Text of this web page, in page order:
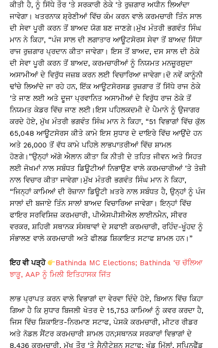
ਕੀਤੀ ਹੈ, ਨੂੰ ਸਿੱਧੇ ਤੌਰ ‘ਤੇ ਸਰਕਾਰੀ ਠੇਕੇ ‘ਤੇ ਰੁਜ਼ਗਾਰ ਅਧੀਨ ਲਿਆਂਦਾ
ਜਾਵੇਗਾ। ਖਤਰਨਾਕ ਸ਼੍ਰੇਣੀਆਂ ਵਿੱਚ ਕੰਮ ਕਰਨ ਵਾਲੇ ਕਰਮਚਾਰੀ ਤਿੰਨ ਸਾਲ
ਦੀ ਸੇਵਾ ਪੂਰੀ ਕਰਨ ਤੋਂ ਬਾਅਦ ਯੋਗ ਬਣ ਜਾਣਗੇ।ਮੁੱਖ ਮੰਤਰੀ ਭਗਵੰਤ ਸਿੰਘ
ਮਾਨ ਨੇ ਕਿਹਾ, “ਪੰਜ ਸਾਲ ਦੀ ਲਗਾਤਾਰ ਆਊਟਸੋਰਸ ਸੇਵਾ ਤੋਂ ਬਾਅਦ ਸਿੱਧਾ
ਰਾਜ ਰੁਜ਼ਗਾਰ ਪ੍ਰਦਾਨ ਕੀਤਾ ਜਾਵੇਗਾ। ਇਸ ਤੋਂ ਬਾਅਦ, ਦਸ ਸਾਲ ਦੀ ਠੇਕੇ
ਦੀ ਸੇਵਾ ਪੂਰੀ ਕਰਨ ਤੋਂ ਬਾਅਦ, ਕਰਮਚਾਰੀਆਂ ਨੂੰ ਨਿਯਮਤ ਮਨਜ਼ੂਰਸ਼ੁਦਾ
ਅਸਾਮੀਆਂ ਦੇ ਵਿਰੁੱਧ ਜਜ਼ਬ ਕਰਨ ਲਈ ਵਿਚਾਰਿਆ ਜਾਵੇਗਾ।ਦੋ ਨਵੇਂ ਕਾਨੂੰਨੀ
ਢਾਂਚੇ ਲਿਆਂਦੇ ਜਾ ਰਹੇ ਹਨ, ਇੱਕ ਆਊਟਸੋਰਸਡ ਰੁਜ਼ਗਾਰ ਤੋਂ ਸਿੱਧੇ ਰਾਜ ਠੇਕੇ
‘ਤੇ ਜਾਣ ਲਈ ਅਤੇ ਦੂਜਾ ਪ੍ਰਵਾਨਿਤ ਅਸਾਮੀਆਂ ਦੇ ਵਿਰੁੱਧ ਰਾਜ ਠੇਕੇ ਤੋਂ
ਨਿਯਮਤ ਕੇਡਰ ਵਿੱਚ ਜਾਣ ਲਈ।ਇਸ ਪਹਿਲਕਦਮੀ ਦੇ ਪੈਮਾਨੇ ਨੂੰ ਉਜਾਗਰ
ਕਰਦੇ ਹੋਏ, ਮੁੱਖ ਮੰਤਰੀ ਭਗਵੰਤ ਸਿੰਘ ਮਾਨ ਨੇ ਕਿਹਾ, “51 ਵਿਭਾਗਾਂ ਵਿੱਚ ਕੁੱਲ
65,048 ਆਊਟਸੋਰਸ ਕੀਤੇ ਕਾਮੇ ਇਸ ਸੁਧਾਰ ਦੇ ਦਾਇਰੇ ਵਿੱਚ ਆਉਂਦੇ ਹਨ
ਅਤੇ 26,000 ਤੋਂ ਵੱਧ ਕਾਮੇ ਪਹਿਲੇ ਲਾਭਪਾਤਰੀਆਂ ਵਿੱਚ ਸ਼ਾਮਲ
ਹੋਣਗੇ।”ਉਨ੍ਹਾਂ ਅੱਗੇ ਐਲਾਨ ਕੀਤਾ ਕਿ ਨੀਤੀ ਦੇ ਤਹਿਤ ਜੀਵਨ ਅਤੇ ਸਿਹਤ
ਲਈ ਜੋਖਮਾਂ ਨਾਲ ਸਬੰਧਤ ਡਿਊਟੀਆਂ ਨਿਭਾਉਣ ਵਾਲੇ ਕਰਮਚਾਰੀਆਂ ‘ਤੇ ਤੇਜ਼ੀ
ਨਾਲ ਵਿਚਾਰ ਕੀਤਾ ਜਾਵੇਗਾ।ਮੁੱਖ ਮੰਤਰੀ ਭਗਵੰਤ ਸਿੰਘ ਮਾਨ ਨੇ ਕਿਹਾ,
“ਜਿਨ੍ਹਾਂ ਕਾਮਿਆਂ ਦੀ ਰੋਜ਼ਾਨਾ ਡਿਊਟੀ ਖ਼ਤਰੇ ਨਾਲ ਸਬੰਧਤ ਹੈ, ਉਨ੍ਹਾਂ ਨੂੰ ਪੰਜ
ਸਾਲਾਂ ਦੀ ਬਜਾਏ ਤਿੰਨ ਸਾਲਾਂ ਬਾਅਦ ਵਿਚਾਰਿਆ ਜਾਵੇਗਾ। ਇਨ੍ਹਾਂ ਵਿੱਚ
ਫਾਇਰ ਸਰਵਿਸਿਜ਼ ਕਰਮਚਾਰੀ, ਪੀਐਸਪੀਸੀਐਲ ਲਾਈਨਮੈਨ, ਸੀਵਰ
ਵਰਕਰ, ਸ਼ਹਿਰੀ ਸਥਾਨਕ ਸੰਸਥਾਵਾਂ ਦੇ ਸਫਾਈ ਕਰਮਚਾਰੀ, ਰਹਿੰਦ-ਖੂੰਹਦ ਨੂੰ
ਸੰਭਾਲਣ ਵਾਲੇ ਕਰਮਚਾਰੀ ਅਤੇ ਫੀਲਡ ਸ਼ਿਕਾਇਤ ਸਟਾਫ ਸ਼ਾਮਲ ਹਨ।”
ਇਹ ਵੀ ਪੜ੍ਹੋ
Bathinda MC Elections; Bathinda ‘ਚ ਚੱਲਿਆ
ਝਾੜੂ, AAP ਨੂੰ ਮਿਲੀ ਇਤਿਹਾਸਕ ਜਿੱਤ
ਲਾਭ ਪ੍ਰਾਪਤ ਕਰਨ ਵਾਲੇ ਵਿਭਾਗਾਂ ਦਾ ਵੇਰਵਾ ਦਿੰਦੇ ਹੋਏ, ਬਿਆਨ ਵਿੱਚ ਕਿਹਾ
ਗਿਆ ਹੈ ਕਿ ਸੁਧਾਰ ਬਿਜਲੀ ਖੇਤਰ ਦੇ 15,753 ਕਾਮਿਆਂ ਨੂੰ ਕਵਰ ਕਰਦਾ ਹੈ,
ਜਿਸ ਵਿੱਚ ਸ਼ਿਕਾਇਤ-ਨਿਰਮਾਣ ਸਟਾਫ, ਪੇਸਕੋ ਕਰਮਚਾਰੀ, ਮੀਟਰ ਰੀਡਰ
ਅਤੇ ਨੋਡਲ ਸੈਂਟਰ ਕਰਮਚਾਰੀ ਸ਼ਾਮਲ ਹਨ;ਸਥਾਨਕ ਸਰਕਾਰਾਂ ਵਿਭਾਗਾਂ ਦੇ
8,436 ਕਰਮਚਾਰੀ, ਮੁੱਖ ਤੌਰ ‘ਤੇ ਸੈਨੀਟੇਸ਼ਨ ਸਟਾਫ; ਖੰਡ ਮਿੱਲਾਂ, ਸਪਿਨਫੈੱਡ